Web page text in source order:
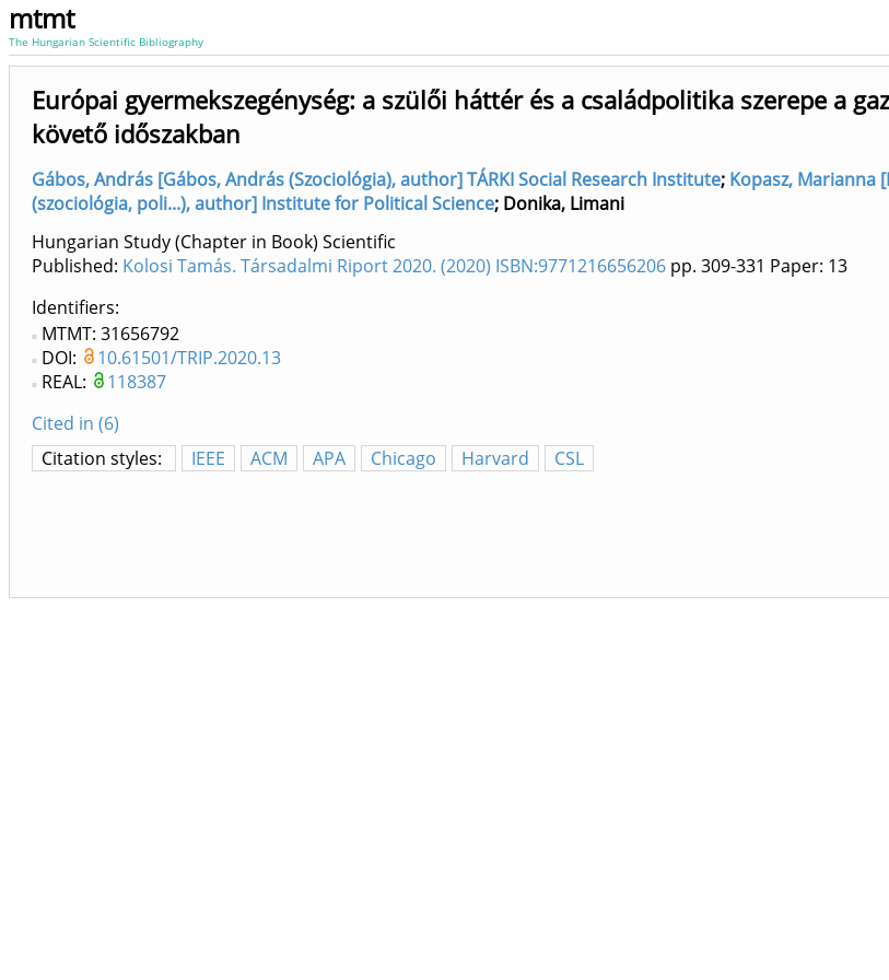
mtmt
The Hungarian Scientific Bibliography
Európai gyermekszegénység: a szülői háttér és a családpolitika szerepe a
követő időszakban
Gábos, András [Gábos, András (Szociológia), author] TÁRKI Social Research Institute; Kopasz, Marianna
(szociológia, poli...), author] Institute for Political Science; Donika, Limani
Hungarian Study (Chapter in Book) Scientific
Published: Kolosi Tamás. Társadalmi Riport 2020. (2020) ISBN:9771216656206 pp. 309-331 Paper: 13
Identifiers
MTMT: 31656792
DOI:
10.61501/TRIP.2020.13
REAL:
118387
Cited in (6)
Citation styles:
IEEE ACM APA Chicago Harvard CSL